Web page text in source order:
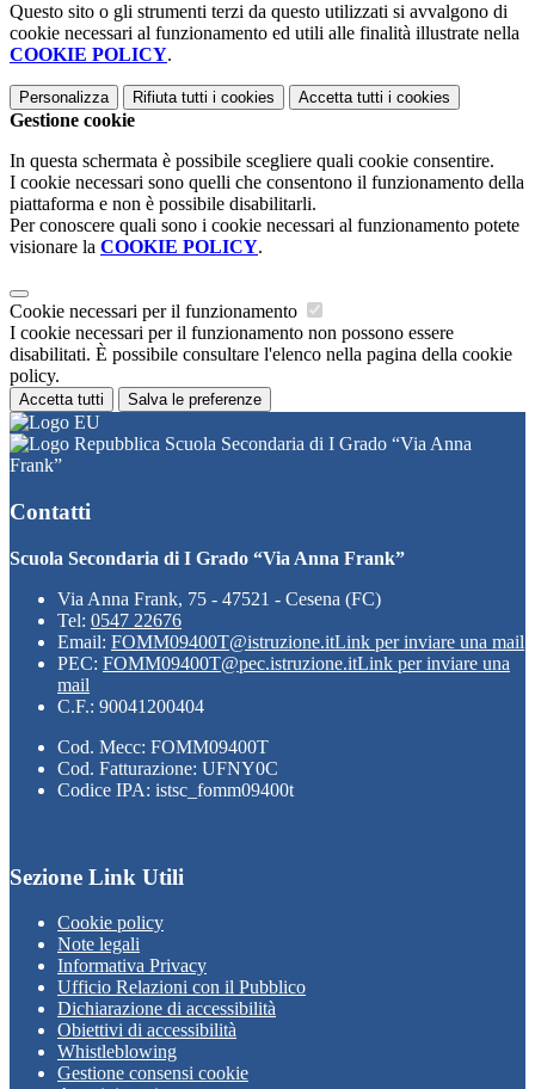
Questo sito o gli strumenti terzi da questo utilizzati si avvalgono di
cookie necessari al funzionamento ed utili alle finalità illustrate nella
COOKIE POLICY.
Personalizza Rifiuta tutti i cookies Accetta tutti i cookies
Gestione cookie
In questa schermata è possibile scegliere quali cookie consentire.
I cookie necessari sono quelli che consentono il funzionamento della
piattaforma e non è possibile disabilitarli.
Per conoscere quali sono i cookie necessari al funzionamento potete
visionare la COOKIE POLICY.
Cookie necessari per il funzionamento
I cookie necessari per il funzionamento non possono essere
disabilitati. È possibile consultare l'elenco nella pagina della cookie
policy.
Accetta tutti Salva le preferenze
Scuola Secondaria di I Grado “Via Anna
Frank”
Contatti
Scuola Secondaria di I Grado “Via Anna Frank”
Via Anna Frank, 75 - 47521 - Cesena (FC)
Tel: 0547 22676
Email: FOMM09400T@istruzione.itLink per inviare una mail
PEC: FOMM09400T@pec.istruzione.itLink per inviare una
mail
C.F.: 90041200404
Cod. Mecc: FOMM09400T
Cod. Fatturazione: UFNY0C
Codice IPA: istsc_fomm09400t
Sezione Link Utili
Cookie policy
Note legali
Informativa Privacy
Ufficio Relazioni con il Pubblico
Dichiarazione di accessibilità
Obiettivi di accessibilità
Whistleblowing
Gestione consensi cookie